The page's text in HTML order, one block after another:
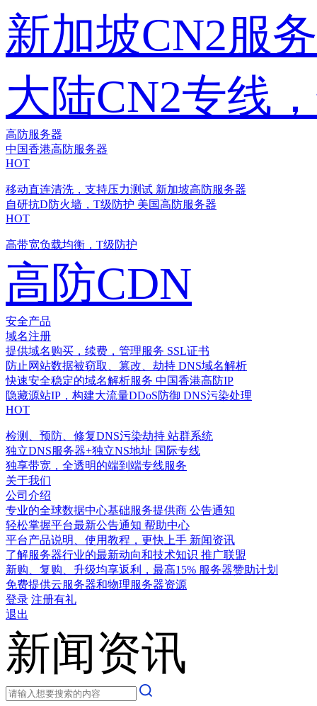
新加坡CN2服
大陆CN2专线
高防服务器
中国香港高防服务器
HOT
移动直连清洗，支持压力测试 新加坡高防服务器
自研抗D防火墙，T级防护 美国高防服务器
HOT
高带宽负载均衡，T级防护
高防CDN
安全产品
域名注册
提供域名购买，续费，管理服务 SSL证书
防止网站数据被窃取、篡改、劫持 DNS域名解析
快速安全稳定的域名解析服务 中国香港高防IP
隐藏源站IP，构建大流量DDoS防御 DNS污染处理
HOT
检测、预防、修复DNS污染劫持 站群系统
独立DNS服务器+独立NS地址 国际专线
独享带宽，全透明的端到端专线服务
关于我们
公司介绍
专业的全球数据中心基础服务提供商 公告通知
轻松掌握平台最新公告通知 帮助中心
平台产品说明、使用教程，更快上手 新闻资讯
了解服务器行业的最新动向和技术知识 推广联盟
新购、复购、升级均享返利，最高15% 服务器赞助计划
免费提供云服务器和物理服务器资源
登录 注册有礼
退出
新闻资讯